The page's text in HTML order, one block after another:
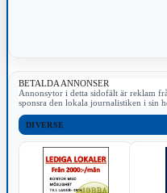
BETALDA ANNONSER
Annonsytor i detta sidofält är reklam
sponsra den lokala journalistiken i sin
DIVERSE